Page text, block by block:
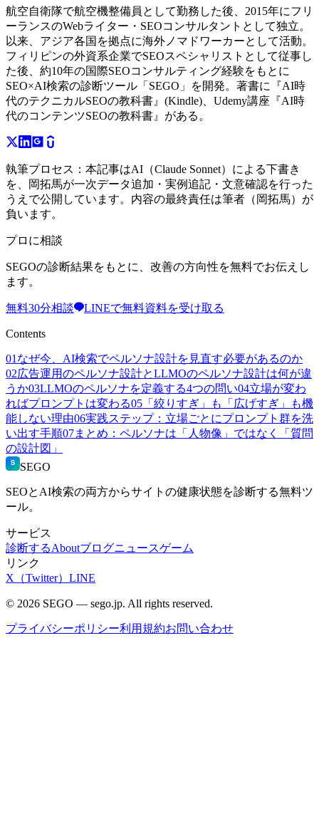
航空自衛隊で航空機整備員として勤務した後、2015年にフリ
ーランスのWebライター・SEOコンサルタントとして独立。
以来、アジア各国を拠点に海外ノマドワーカーとして活動。
フィリピンの外資系企業でSEOスペシャリストとして従事し
た後、約10年の国際SEOコンサルティング経験をもとに
SEO×AI検索の診断ツール「SEGO」を開発。著書に『AI時
代のテクニカルSEOの教科書』(Kindle)、Udemy講座『AI時
代のコンテンツSEOの教科書』がある。
執筆プロセス： 本記事はAI（Claude Sonnet）による下書き
を、岡拓馬が一次データ追加・実例追記・文意確認を行った
うえで公開しています。内容の最終責任は筆者（岡拓馬）が
負います。
プロに相談
SEGOの診断結果をもとに、改善の方向性を無料でお伝えし
ます。
無料30分相談 LINEで無料資料を受け取る
Contents
01 なぜ今、AI検索でペルソナ設計を見直す必要があるのか
02広告運用のペルソナ設計とLLMOのペルソナ設計は何が違
うか03LLMOのペルソナを定義する4つの問い04立場が変わ
ればプロンプトは変わる05 「絞りすぎ」も「広げすぎ」も機
能しない理由06実践ステップ：立場ごとにプロンプト群を洗
い出す手順07まとめ：ペルソナは「人物像」ではなく「質問
の設計図」
S SEGO
SEOとAI検索の両方からサイトの健康状態を診断する無料ツ
ール。
サービス
診断するAboutブログニュースゲーム
リンク
X（Twitter） LINE
© 2026 SEGO — sego.jp. All rights reserved.
プライバシーポリシー利用規約お問い合わせ